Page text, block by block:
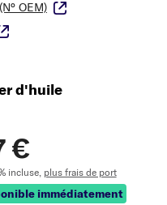
OEM)
d'huile
€
incluse, plus frais de port
immédiatement